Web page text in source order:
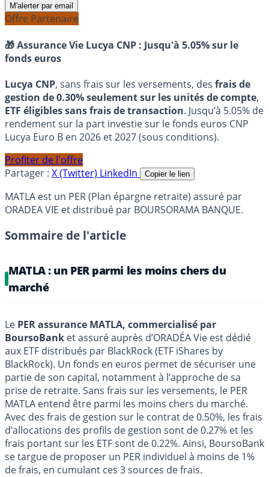
M'alerter par email
Offre Partenaire
🎁 Assurance Vie Lucya CNP : Jusqu'à 5.05% sur le
fonds euros
Lucya CNP, sans frais sur les versements, des frais de
gestion de 0.30% seulement sur les unités de compte,
ETF éligibles sans frais de transaction. Jusqu’à 5.05% de
rendement sur la part investie sur le fonds euros CNP
Lucya Euro B en 2026 et 2027 (sous conditions).
Profiter de l'offre
Partager : X (Twitter) LinkedIn Copier le lien
MATLA est un PER (Plan épargne retraite) assuré par
ORADEA VIE et distribué par BOURSORAMA BANQUE.
Sommaire de l'article
MATLA : un PER parmi les moins chers du
marché
Le PER assurance MATLA, commercialisé par
BoursoBank et assuré auprès d’ORADÉA Vie est dédié
aux ETF distribués par BlackRock (ETF iShares by
BlackRock). Un fonds en euros permet de sécuriser une
partie de son capital, notamment à l’approche de sa
prise de retraite. Sans frais sur les versements, le PER
MATLA entend être parmi les moins chers du marché.
Avec des frais de gestion sur le contrat de 0.50%, les frais
d’allocations des profils de gestion sont de 0.27% et les
frais portant sur les ETF sont de 0.22%. Ainsi, BoursoBank
se targue de proposer un PER individuel à moins de 1%
de frais, en cumulant ces 3 sources de frais.